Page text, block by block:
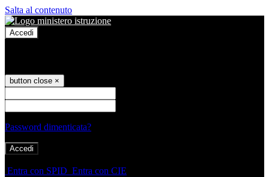
Salta al contenuto
Accedi
button close ×
Password dimenticata?
Entra con SPID Entra con CIE